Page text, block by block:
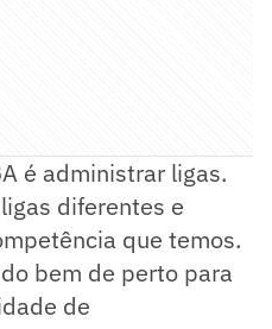
é administrar ligas.
diferentes e
que temos.
bem de perto para
de